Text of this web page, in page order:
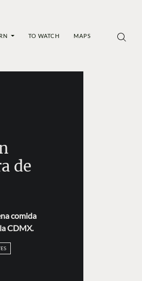
TO WATCH MAPS
de
comida
CDMX.